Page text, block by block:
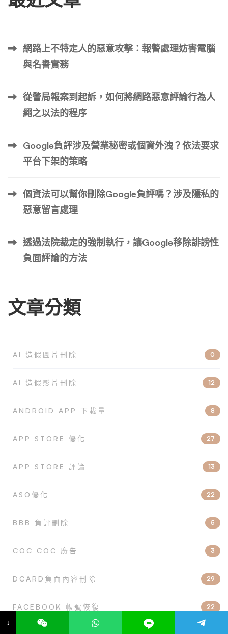
網路上不特定人的惡意攻擊：報警處理妨害電腦
與名譽實務
從警局報案到起訴，如何將網路惡意評論行為人
繩之以法的程序
Google負評涉及營業秘密或個資外洩？依法要求
平台下架的策略
個資法可以幫你刪除Google負評嗎？涉及隱私的
惡意留言處理
透過法院裁定的強制執行，讓Google移除誹謗性
負面評論的方法
文章分類
AI 造假圖片刪除 0
AI 造假影片刪除 12
ANDROID APP 下載量 8
APP STORE 優化 27
APP STORE 評論 13
ASO優化 22
BBB 負評刪除 5
COC COC 廣告 3
DCARD負面內容刪除 29
FACEBOOK 帳號恢復 22
↓